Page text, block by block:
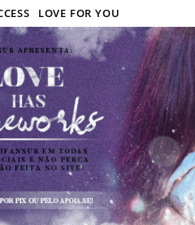
LOVE FOR YOU